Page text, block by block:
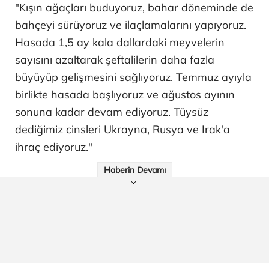
"Kışın ağaçları buduyoruz, bahar döneminde de
bahçeyi sürüyoruz ve ilaçlamalarını yapıyoruz.
Hasada 1,5 ay kala dallardaki meyvelerin
sayısını azaltarak şeftalilerin daha fazla
büyüyüp gelişmesini sağlıyoruz. Temmuz ayıyla
birlikte hasada başlıyoruz ve ağustos ayının
sonuna kadar devam ediyoruz. Tüysüz
dediğimiz cinsleri Ukrayna, Rusya ve Irak'a
ihraç ediyoruz."
Haberin Devamı